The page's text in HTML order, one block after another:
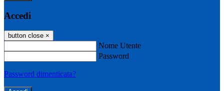
Accedi
button close ×
Nome Utente
Password
Password dimenticata?